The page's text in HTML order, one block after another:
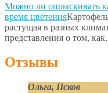
Можно ли опрыскивать
время цветения
растущая в разных
представления о том,
Отзывы
Ольга, Псков